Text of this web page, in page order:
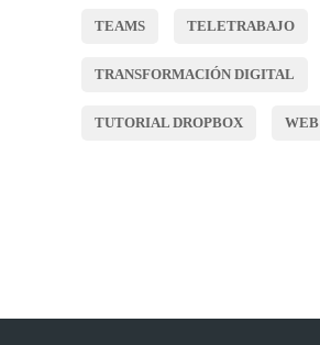
TEAMS TELETRABAJO
TRANSFORMACIÓN DIGITAL
TUTORIAL DROPBOX WEB